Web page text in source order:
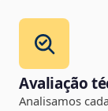
Avaliação
Analisamos